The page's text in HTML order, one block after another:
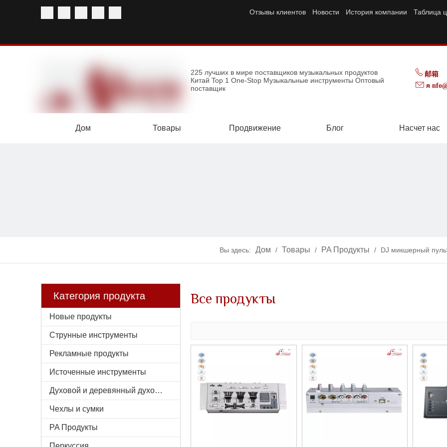
Отзывы клиентов Новости История компании Таблица
225 лучших в мире поставщиков музыкальных продуктов
Китай Top 1 One-Stop Музыкальные инструменты Оптовый
поставщик
邮箱
я
Дом Товары Продвижение Блог Насчет нас
Вы здесь: Дом / Товары / PA Продукты / DJ микшерный
Категория продукта
Новые продукты
Струнные инструменты
Рекламные продукты
Источенные инструменты
Духовой и деревянный духовой инструмент
Чехлы и сумки
PA Продукты
Все продукты